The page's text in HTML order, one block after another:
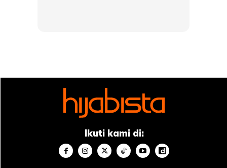
Ikuti kami di: